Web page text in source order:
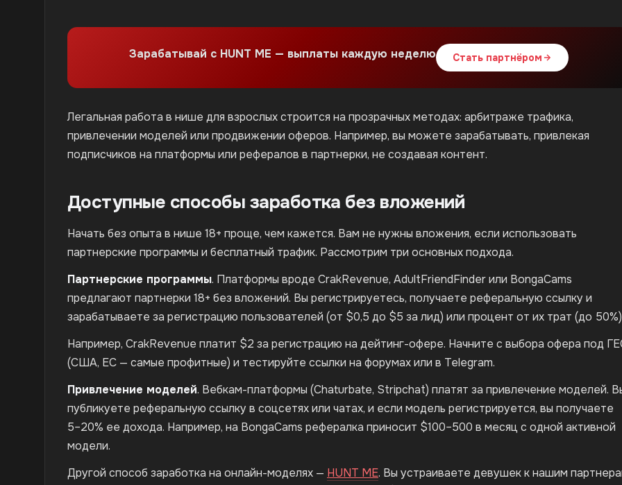
Зарабатывай с HUNT ME — выплаты каждую неделю Стать партнёром
Легальная работа в нише для взрослых строится на прозрачных методах: арбитраже трафика,
привлечении моделей или продвижении оферов. Например, вы можете зарабатывать, привлекая
подписчиков на платформы или рефералов в партнерки, не создавая контент.
Доступные способы заработка без вложений
Начать без опыта в нише 18+ проще, чем кажется. Вам не нужны вложения, если использовать
партнерские программы и бесплатный трафик. Рассмотрим три основных подхода.
Партнерские программы. Платформы вроде CrakRevenue, AdultFriendFinder или BongaCams
предлагают партнерки 18+ без вложений. Вы регистрируетесь, получаете реферальную ссылку и
зарабатываете за регистрацию пользователей (от $0,5 до $5 за лид) или процент от их трат (до
Например, CrakRevenue платит $2 за регистрацию на дейтинг-офере. Начните с выбора офера под
(США, ЕС — самые профитные) и тестируйте ссылки на форумах или в Telegram.
Привлечение моделей. Вебкам-платформы (Chaturbate, Stripchat) платят за привлечение моделей.
публикуете реферальную ссылку в соцсетях или чатах, и если модель регистрируется, вы получаете
5–20% ее дохода. Например, на BongaCams рефералка приносит $100–500 в месяц с одной активной
модели.
Другой способ заработка на онлайн-моделях — HUNT ME. Вы устраиваете девушек к нашим